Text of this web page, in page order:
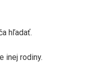
hľadať.
inej rodiny.